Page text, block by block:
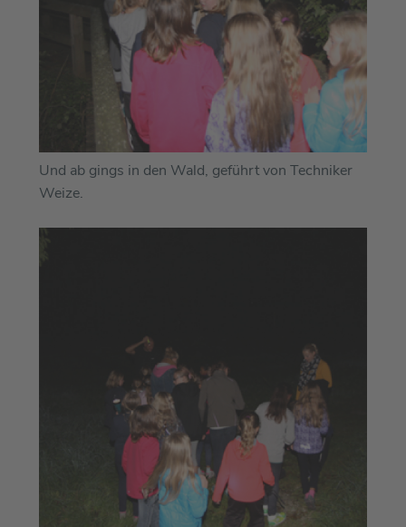
Und ab gings in den Wald, geführt von Techniker
Weize.